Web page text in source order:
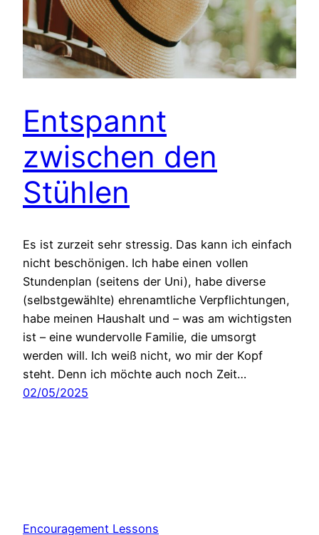
Entspannt
zwischen den
Stühlen
Es ist zurzeit sehr stressig. Das kann ich einfach
nicht beschönigen. Ich habe einen vollen
Stundenplan (seitens der Uni), habe diverse
(selbstgewählte) ehrenamtliche Verpflichtungen,
habe meinen Haushalt und – was am wichtigsten
ist – eine wundervolle Familie, die umsorgt
werden will. Ich weiß nicht, wo mir der Kopf
steht. Denn ich möchte auch noch Zeit…
02/05/2025
Encouragement Lessons